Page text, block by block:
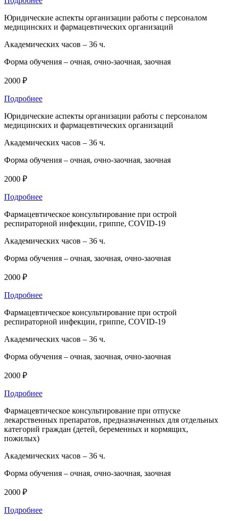
Юридические аспекты организации работы с персоналом
медицинских и фармацевтических организаций
Академических часов – 36 ч.
Форма обучения – очная, очно-заочная, заочная
2000 ₽
Подробнее
Юридические аспекты организации работы с персоналом
медицинских и фармацевтических организаций
Академических часов – 36 ч.
Форма обучения – очная, очно-заочная, заочная
2000 ₽
Подробнее
Фармацевтическое консультирование при острой
респираторной инфекции, гриппе, COVID-19
Академических часов – 36 ч.
Форма обучения – очная, заочная, очно-заочная
2000 ₽
Подробнее
Фармацевтическое консультирование при острой
респираторной инфекции, гриппе, COVID-19
Академических часов – 36 ч.
Форма обучения – очная, заочная, очно-заочная
2000 ₽
Подробнее
Фармацевтическое консультирование при отпуске
лекарственных препаратов, предназначенных для отдельных
категорий граждан (детей, беременных и кормящих,
пожилых)
Академических часов – 36 ч.
Форма обучения – очная, очно-заочная, заочная
2000 ₽
Подробнее